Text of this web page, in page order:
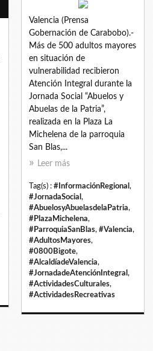
Valencia (Prensa
Gobernación de Carabobo).-
Más de 500 adultos mayores
en situación de
vulnerabilidad recibieron
Atención Integral durante la
Jornada Social “Abuelos y
Abuelas de la Patria”,
realizada en la Plaza La
Michelena de la parroquia
San Blas,...
Leer más
Tag(s) : #InformaciónRegional ,
#JornadaSocial ,
#AbuelosyAbuelasdelaPatria,
#PlazaMichelena,
#ParroquiaSanBlas, #Valencia,
#AdultosMayores,
#0800Bigote,
#AlcaldíadeValencia,
#JornadadeAtenciónIntegral ,
#ActividadesCulturales,
#ActividadesRecreativas